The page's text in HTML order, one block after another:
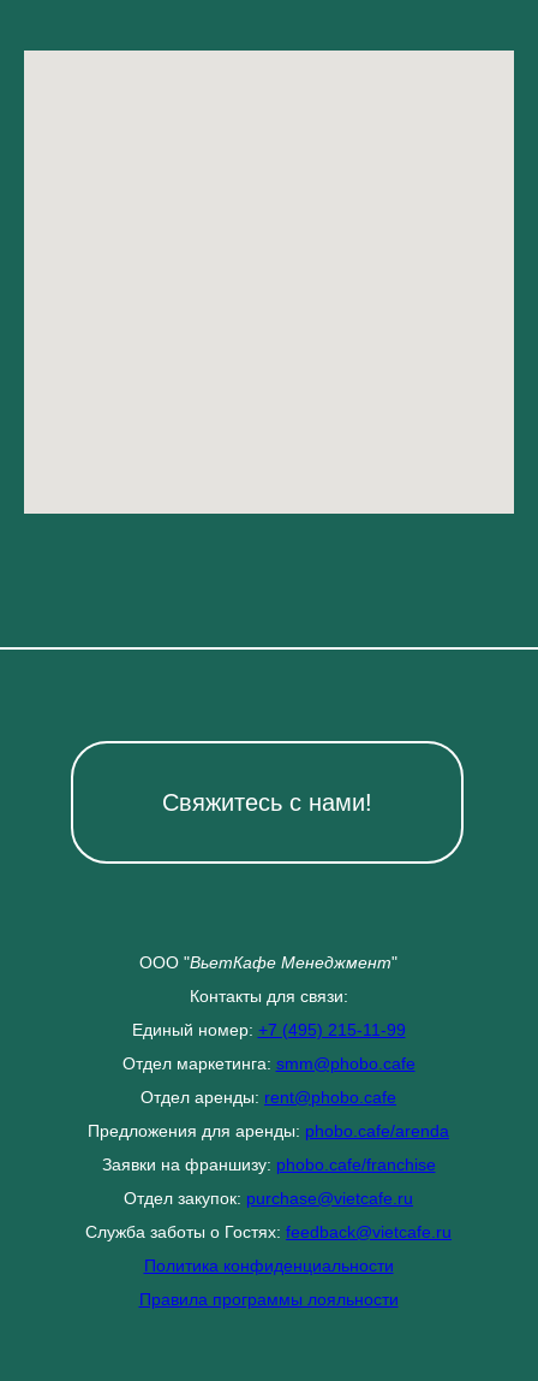
ООО "ВьетКафе Менеджмент"
Контакты для связи:
Единый номер: +7 (495) 215-11-99
Отдел маркетинга: smm@phobo.cafe
Отдел аренды: rent@phobo.cafe
Предложения для аренды: phobo.cafe/arenda
Заявки на франшизу: phobo.cafe/franchise
Отдел закупок: purchase@vietcafe.ru
Служба заботы о Гостях: feedback@vietcafe.ru
Политика конфиденциальности
Правила программы лояльности
Свяжитесь с нами!